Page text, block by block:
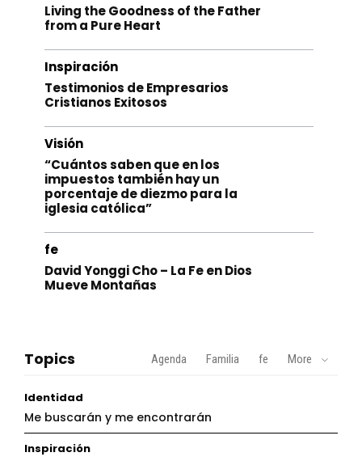
Living the Goodness of the Father
from a Pure Heart
Inspiración
Testimonios de Empresarios
Cristianos Exitosos
Visión
“Cuántos saben que en los
impuestos también hay un
porcentaje de diezmo para la
iglesia católica”
fe
David Yonggi Cho – La Fe en Dios
Mueve Montañas
Topics Agenda Familia fe More
Identidad
Me buscarán y me encontrarán
Inspiración